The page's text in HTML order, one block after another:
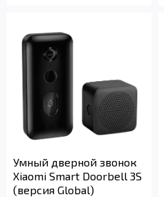
Умный дверной звонок
Xiaomi Smart Doorbell 3S
(версия Global)